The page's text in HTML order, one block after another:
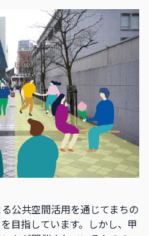
公共空間活用を通じてまちの
目指しています。しかし、甲